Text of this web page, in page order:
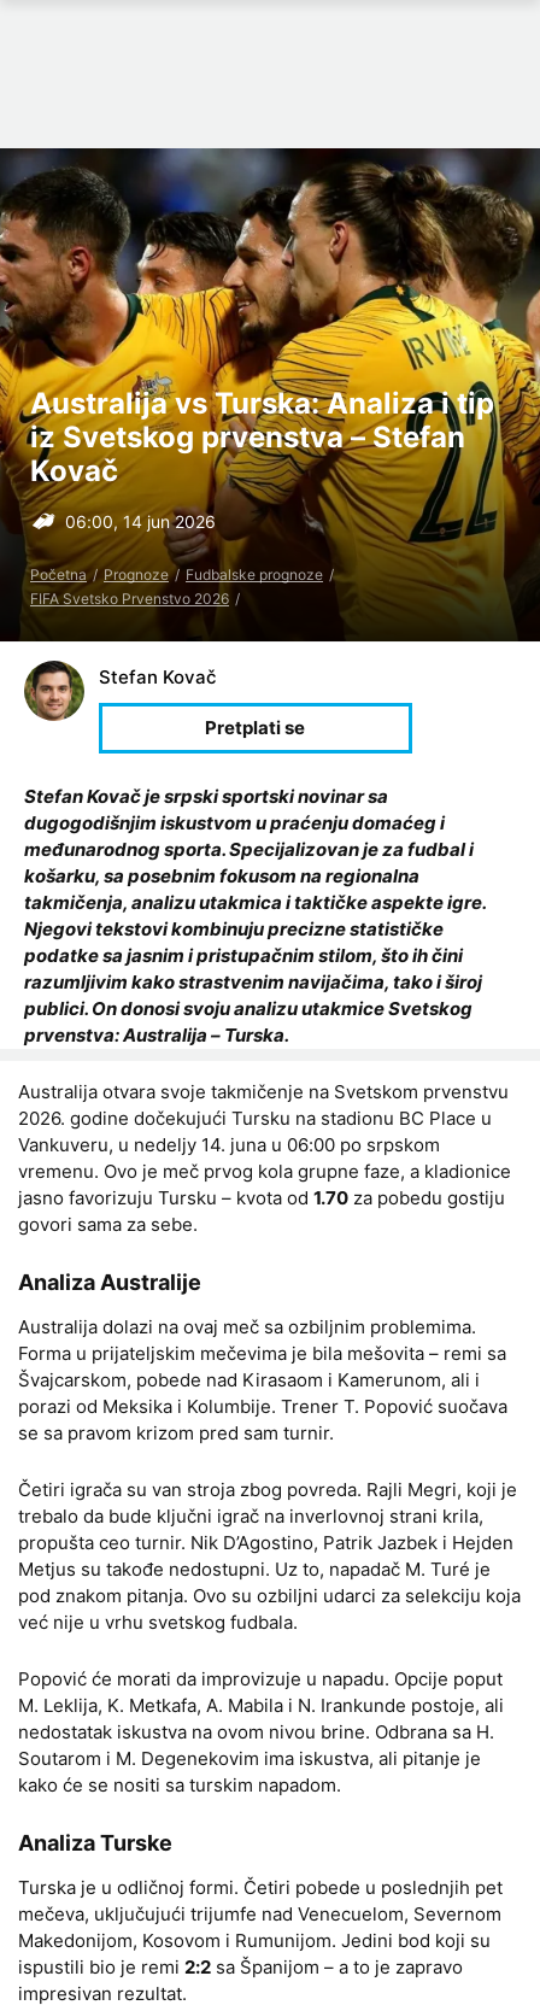
Australija vs Turska: Analiza i tip
iz Svetskog prvenstva – Stefan
Kovač
06:00, 14 jun 2026
Početna Prognoze
Fudbalske prognoze
FIFA Svetsko Prvenstvo 2026
Stefan Kovač
Stefan Kovač je srpski sportski novinar sa
dugogodišnjim iskustvom u praćenju domaćeg i
međunarodnog sporta. Specijalizovan je za fudbal i
košarku, sa posebnim fokusom na regionalna
takmičenja, analizu utakmica i taktičke aspekte igre.
Njegovi tekstovi kombinuju precizne statističke
podatke sa jasnim i pristupačnim stilom, što ih čini
razumljivim kako strastvenim navijačima, tako i široj
publici. On donosi svoju analizu utakmice Svetskog
prvenstva: Australija – Turska.
Australija otvara svoje takmičenje na Svetskom prvenstvu
2026. godine dočekujući Tursku na stadionu BC Place u
Vankuveru, u nedeljу 14. juna u 06:00 po srpskom
vremenu. Ovo je meč prvog kola grupne faze, a kladionice
jasno favorizuju Tursku – kvota od 1.70 za pobedu gostiju
govori sama za sebe.
Analiza Australije
Australija dolazi na ovaj meč sa ozbiljnim problemima.
Forma u prijateljskim mečevima je bila mešovita – remi sa
Švajcarskom, pobede nad Kirasaom i Kamerunom, ali i
porazi od Meksika i Kolumbije. Trener T. Popović suočava
se sa pravom krizom pred sam turnir.
Četiri igrača su van stroja zbog povreda. Rajli Megri, koji je
trebalo da bude ključni igrač na inverlovnoj strani krila,
propušta ceo turnir. Nik D’Agostino, Patrik Jazbek i Hejden
Metjus su takođe nedostupni. Uz to, napadač M. Turé je
pod znakom pitanja. Ovo su ozbiljni udarci za selekciju koja
već nije u vrhu svetskog fudbala.
Popović će morati da improvizuje u napadu. Opcije poput
M. Leklija, K. Metkafa, A. Mabila i N. Irankunde postoje, ali
nedostatak iskustva na ovom nivou brine. Odbrana sa H.
Soutarom i M. Degenekovim ima iskustva, ali pitanje je
kako će se nositi sa turskim napadom.
Analiza Turske
Turska je u odličnoj formi. Četiri pobede u poslednjih pet
mečeva, uključujući trijumfe nad Venecuelom, Severnom
Makedonijom, Kosovom i Rumunijom. Jedini bod koji su
ispustili bio je remi 2:2 sa Španijom – a to je zapravo
impresivan rezultat.